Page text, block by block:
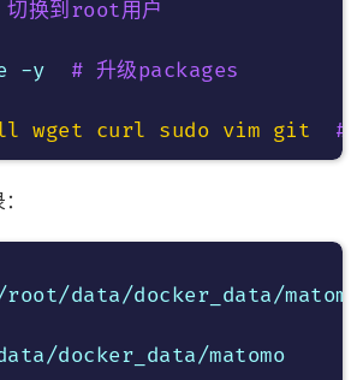
换到root用户
-y # 升级packages
wget curl sudo vim git #
data/docker_data/
docker_data/matomo